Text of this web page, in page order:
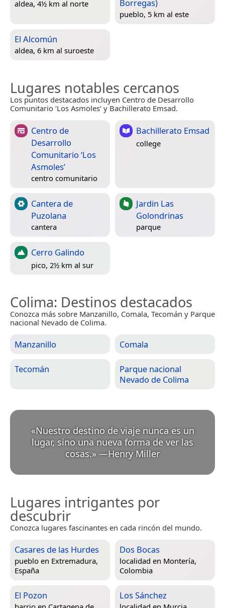
aldea, 4½ km al norte
Borregas)
pueblo, 5 km al este
El Alcomún
aldea, 6 km al suroeste
Lugares notables cercanos
Los puntos destacados incluyen Centro de Desarrollo
Comunitario ‘Los Asmoles’ y Bachillerato Emsad.
Centro de
Desarrollo
Comunitario ‘Los
Asmoles’
centro comunitario
Bachillerato Emsad
college
Cantera de
Puzolana
cantera
Jardin Las
Golondrinas
parque
Cerro Galindo
pico, 2½ km al sur
Colima: Destinos destacados
Conozca más sobre Manzanillo, Comala, Tecomán y Parque
nacional Nevado de Colima.
Manzanillo Comala
Tecomán
Parque nacional
Nevado de Colima
«Nuestro destino de viaje nunca es un
lugar, sino una nueva forma de ver las
cosas.» —Henry Miller
Lugares intrigantes por
descubrir
Conozca lugares fascinantes en cada rincón del mundo.
Casares de las Hurdes
pueblo en Extremadura,
España
Dos Bocas
localidad en Montería,
Colombia
El Pozon Los Sánchez